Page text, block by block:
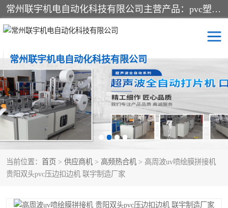
常州联宇机电自动化科技有限公司主营产品：pvc塑料焊机、高频热合机、软膜天花压边机、服装布料凹凸压花机、布料3d压印设备、服装植胶设备、超声波布料花边机、无纺布热合机、全自动压花机。
常州联宇机电自动化科技有限公司
当前位置： 首页 > 供应商机 > 高频热合机 > 高周波uv喷绘膜拼接机
贵阳双头pvc压边扣边机 联宇制造厂家
压花定型机以及压花模具 超声波热合机
高频热合机 超声波花边机
超声波复合压花机 凹凸压花机压标机
3040凹凸压花机 双头服装凹凸压花机